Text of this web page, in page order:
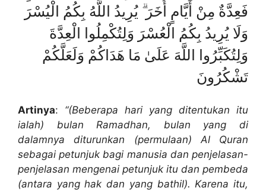
فَعِدَّةٌ مِنْ أَيَّامٍ أُخَرَ ۗ يُرِيدُ اللَّهُ بِكُمُ الْيُسْرَ
وَلَا يُرِيدُ بِكُمُ الْعُسْرَ وَلِتُكْمِلُوا الْعِدَّةَ
وَلِتُكَبِّرُوا اللَّهَ عَلَىٰ مَا هَدَاكُمْ وَلَعَلَّكُمْ
تَشْكُرُونَ
Artinya: “(Beberapa hari yang ditentukan itu
ialah) bulan Ramadhan, bulan yang di
dalamnya diturunkan (permulaan) Al Quran
sebagai petunjuk bagi manusia dan penjelasan-
penjelasan mengenai petunjuk itu dan pembeda
(antara yang hak dan yang bathil). Karena itu,